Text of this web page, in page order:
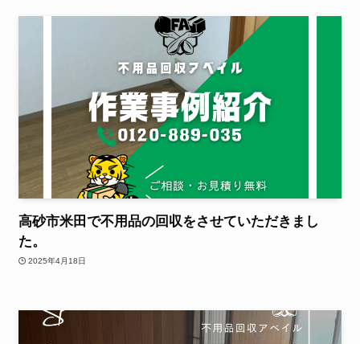
高砂市米田で不用品の回収をさせていただきまし
た。
2025年4月18日